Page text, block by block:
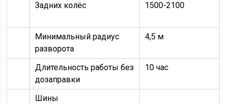
Задних колёс 1500-2100
Минимальный радиус
разворота
4,5 м
Длительность работы без
дозаправки
10 час
Шины